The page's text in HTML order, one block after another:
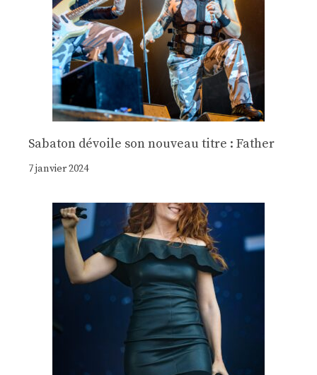
Sabaton dévoile son nouveau titre : Father
7 janvier 2024